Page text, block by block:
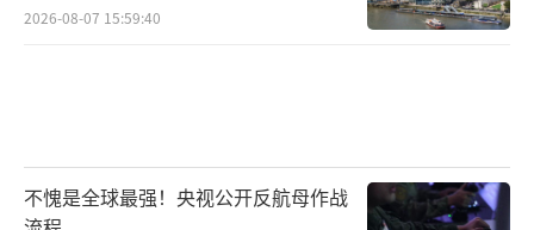
2026-08-07 15:59:40
不愧是全球最强！央视公开反航母作战